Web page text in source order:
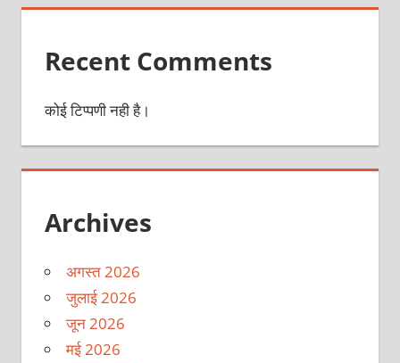
Recent Comments
कोई टिप्पणी नही है।
Archives
अगस्त 2026
जुलाई 2026
जून 2026
मई 2026